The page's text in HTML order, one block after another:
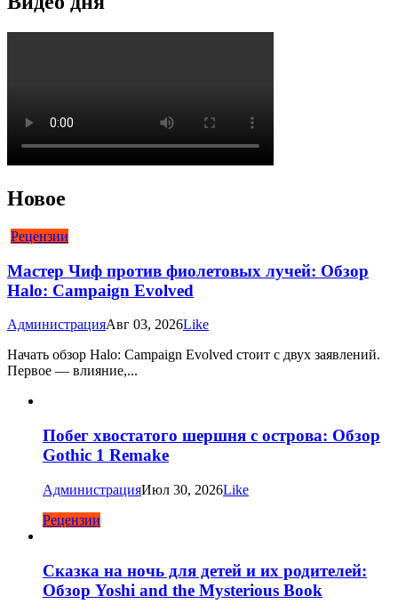
Новое
Рецензии
Мастер Чиф против фиолетовых лучей: Обзор
Halo: Campaign Evolved
АдминистрацияАвг 03, 2026Like
Начать обзор Halo: Campaign Evolved стоит с двух заявлений.
Первое — влияние,...
Побег хвостатого шершня с острова: Обзор
Gothic 1 Remake
АдминистрацияИюл 30, 2026Like
Рецензии
Сказка на ночь для детей и их родителей:
Обзор Yoshi and the Mysterious Book